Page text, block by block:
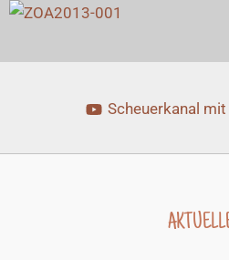
Scheuerkanal